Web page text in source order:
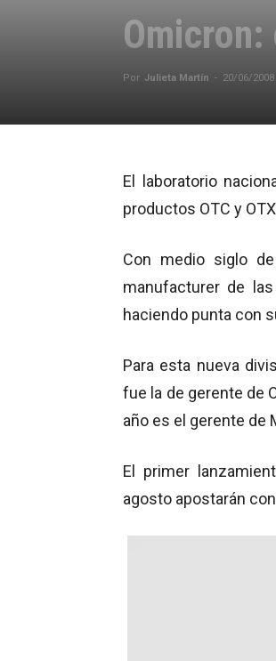
Omicron:
Por Julieta Martín - 20/06/2008
El laboratorio
productos OTC y
Con medio siglo
manufacturer de
haciendo punta con
Para esta nueva
fue la de gerente de
año es el gerente de
El primer
agosto apostarán